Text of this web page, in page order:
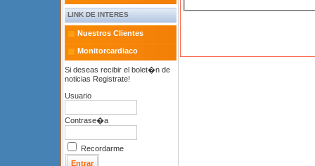
LINK DE INTERES
Nuestros Clientes
Monitorcardiaco
Si deseas recibir el bolet�n de
noticias Registrate!
Usuario
Contrase�a
Recordarme